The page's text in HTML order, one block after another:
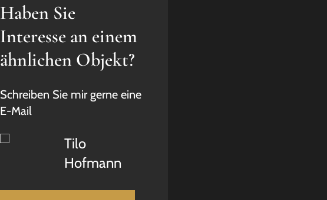
Haben Sie
Interesse an einem
ähnlichen Objekt?
Schreiben Sie mir gerne eine
E-Mail
Tilo
Hofmann